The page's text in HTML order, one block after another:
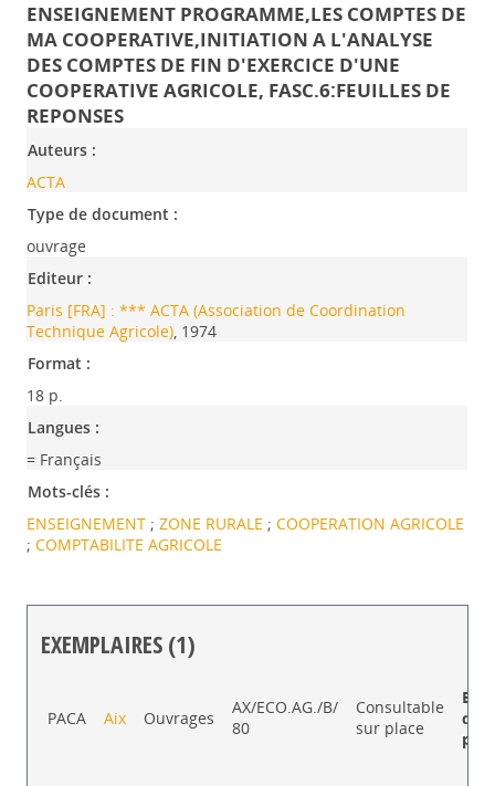
ENSEIGNEMENT PROGRAMME,LES COMPTES DE
MA COOPERATIVE,INITIATION A L'ANALYSE
DES COMPTES DE FIN D'EXERCICE D'UNE
COOPERATIVE AGRICOLE, FASC.6:FEUILLES DE
REPONSES
Auteurs :
ACTA
Type de document :
ouvrage
Editeur :
Paris [FRA] : *** ACTA (Association de Coordination
Technique Agricole), 1974
Format :
18 p.
Langues :
= Français
Mots-clés :
ENSEIGNEMENT ;ZONE RURALE ;COOPERATION AGRICOLE
;COMPTABILITE AGRICOLE
EXEMPLAIRES (1)
PACA Aix Ouvrages
AX/ECO.AG./B/
80
Consultable
sur place
du
prêt